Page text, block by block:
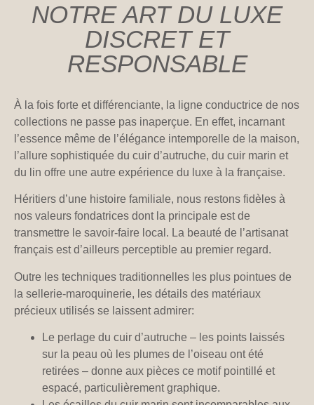
NOTRE ART DU LUXE
DISCRET ET
RESPONSABLE
À la fois forte et différenciante, la ligne conductrice de nos
collections ne passe pas inaperçue. En effet, incarnant
l’essence même de l’élégance intemporelle de la maison,
l’allure sophistiquée du cuir d’autruche, du cuir marin et
du lin offre une autre expérience du luxe à la française.
Héritiers d’une histoire familiale, nous restons fidèles à
nos valeurs fondatrices dont la principale est de
transmettre le savoir-faire local. La beauté de l’artisanat
français est d’ailleurs perceptible au premier regard.
Outre les techniques traditionnelles les plus pointues de
la sellerie-maroquinerie, les détails des matériaux
précieux utilisés se laissent admirer:
Le perlage du cuir d’autruche – les points laissés
sur la peau où les plumes de l’oiseau ont été
retirées – donne aux pièces ce motif pointillé et
espacé, particulièrement graphique.